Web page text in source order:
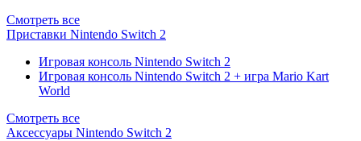
Смотреть все
Приставки Nintendo Switch 2
Игровая консоль Nintendo Switch 2
Игровая консоль Nintendo Switch 2 + игра Mario Kart
World
Смотреть все
Аксессуары Nintendo Switch 2